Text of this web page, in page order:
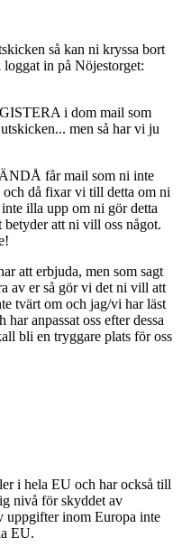
så kan ni kryssa bort
loggat in på Nöjestorget:
i dom mail som
men så har vi ju
får mail som ni inte
då fixar vi till detta om ni
illa upp om ni gör detta
att ni vill oss något.
att erbjuda, men som sagt
av er så gör vi det ni vill att
tvärt om och jag/vi har läst
anpassat oss efter dessa
bli en tryggare plats för oss
i hela EU och har också till
nivå för skyddet av
uppgifter inom Europa inte
EU.